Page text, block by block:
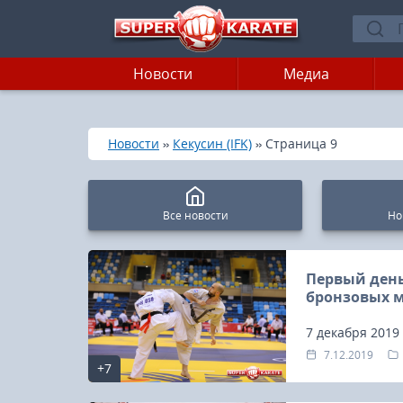
Новости Медиа
Главная
»
Новости » Кекусин (IFK) » Страница 9
Все новости
+7
Первый
бронзовых
7 декабря
день IV
7.12.2019